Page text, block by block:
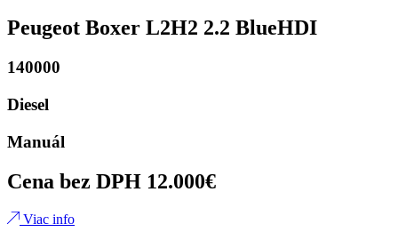
Peugeot Boxer L2H2 2.2 BlueHDI
140000
Diesel
Manuál
Cena bez DPH 12.000€
Viac info